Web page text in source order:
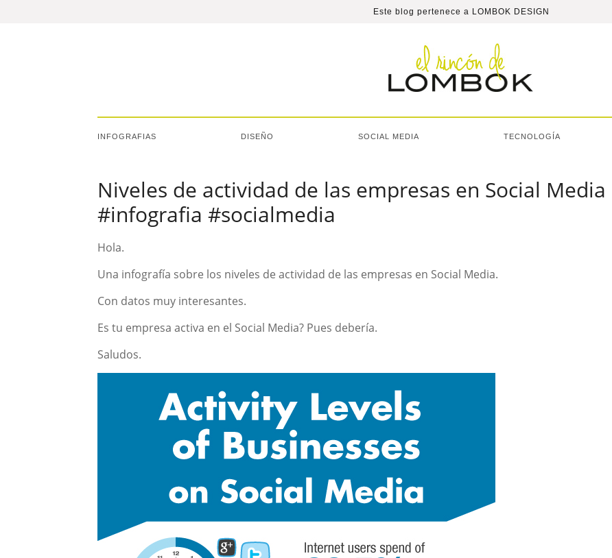
Este blog pertenece a LOMBOK DESIGN
INFOGRAFIAS DISEÑO SOCIAL MEDIA TECNOLOGÍA
Niveles de actividad de las empresas en Social Media
#infografia #socialmedia
Hola.
Una infografía sobre los niveles de actividad de las empresas en Social Media.
Con datos muy interesantes.
Es tu empresa activa en el Social Media? Pues debería.
Saludos.